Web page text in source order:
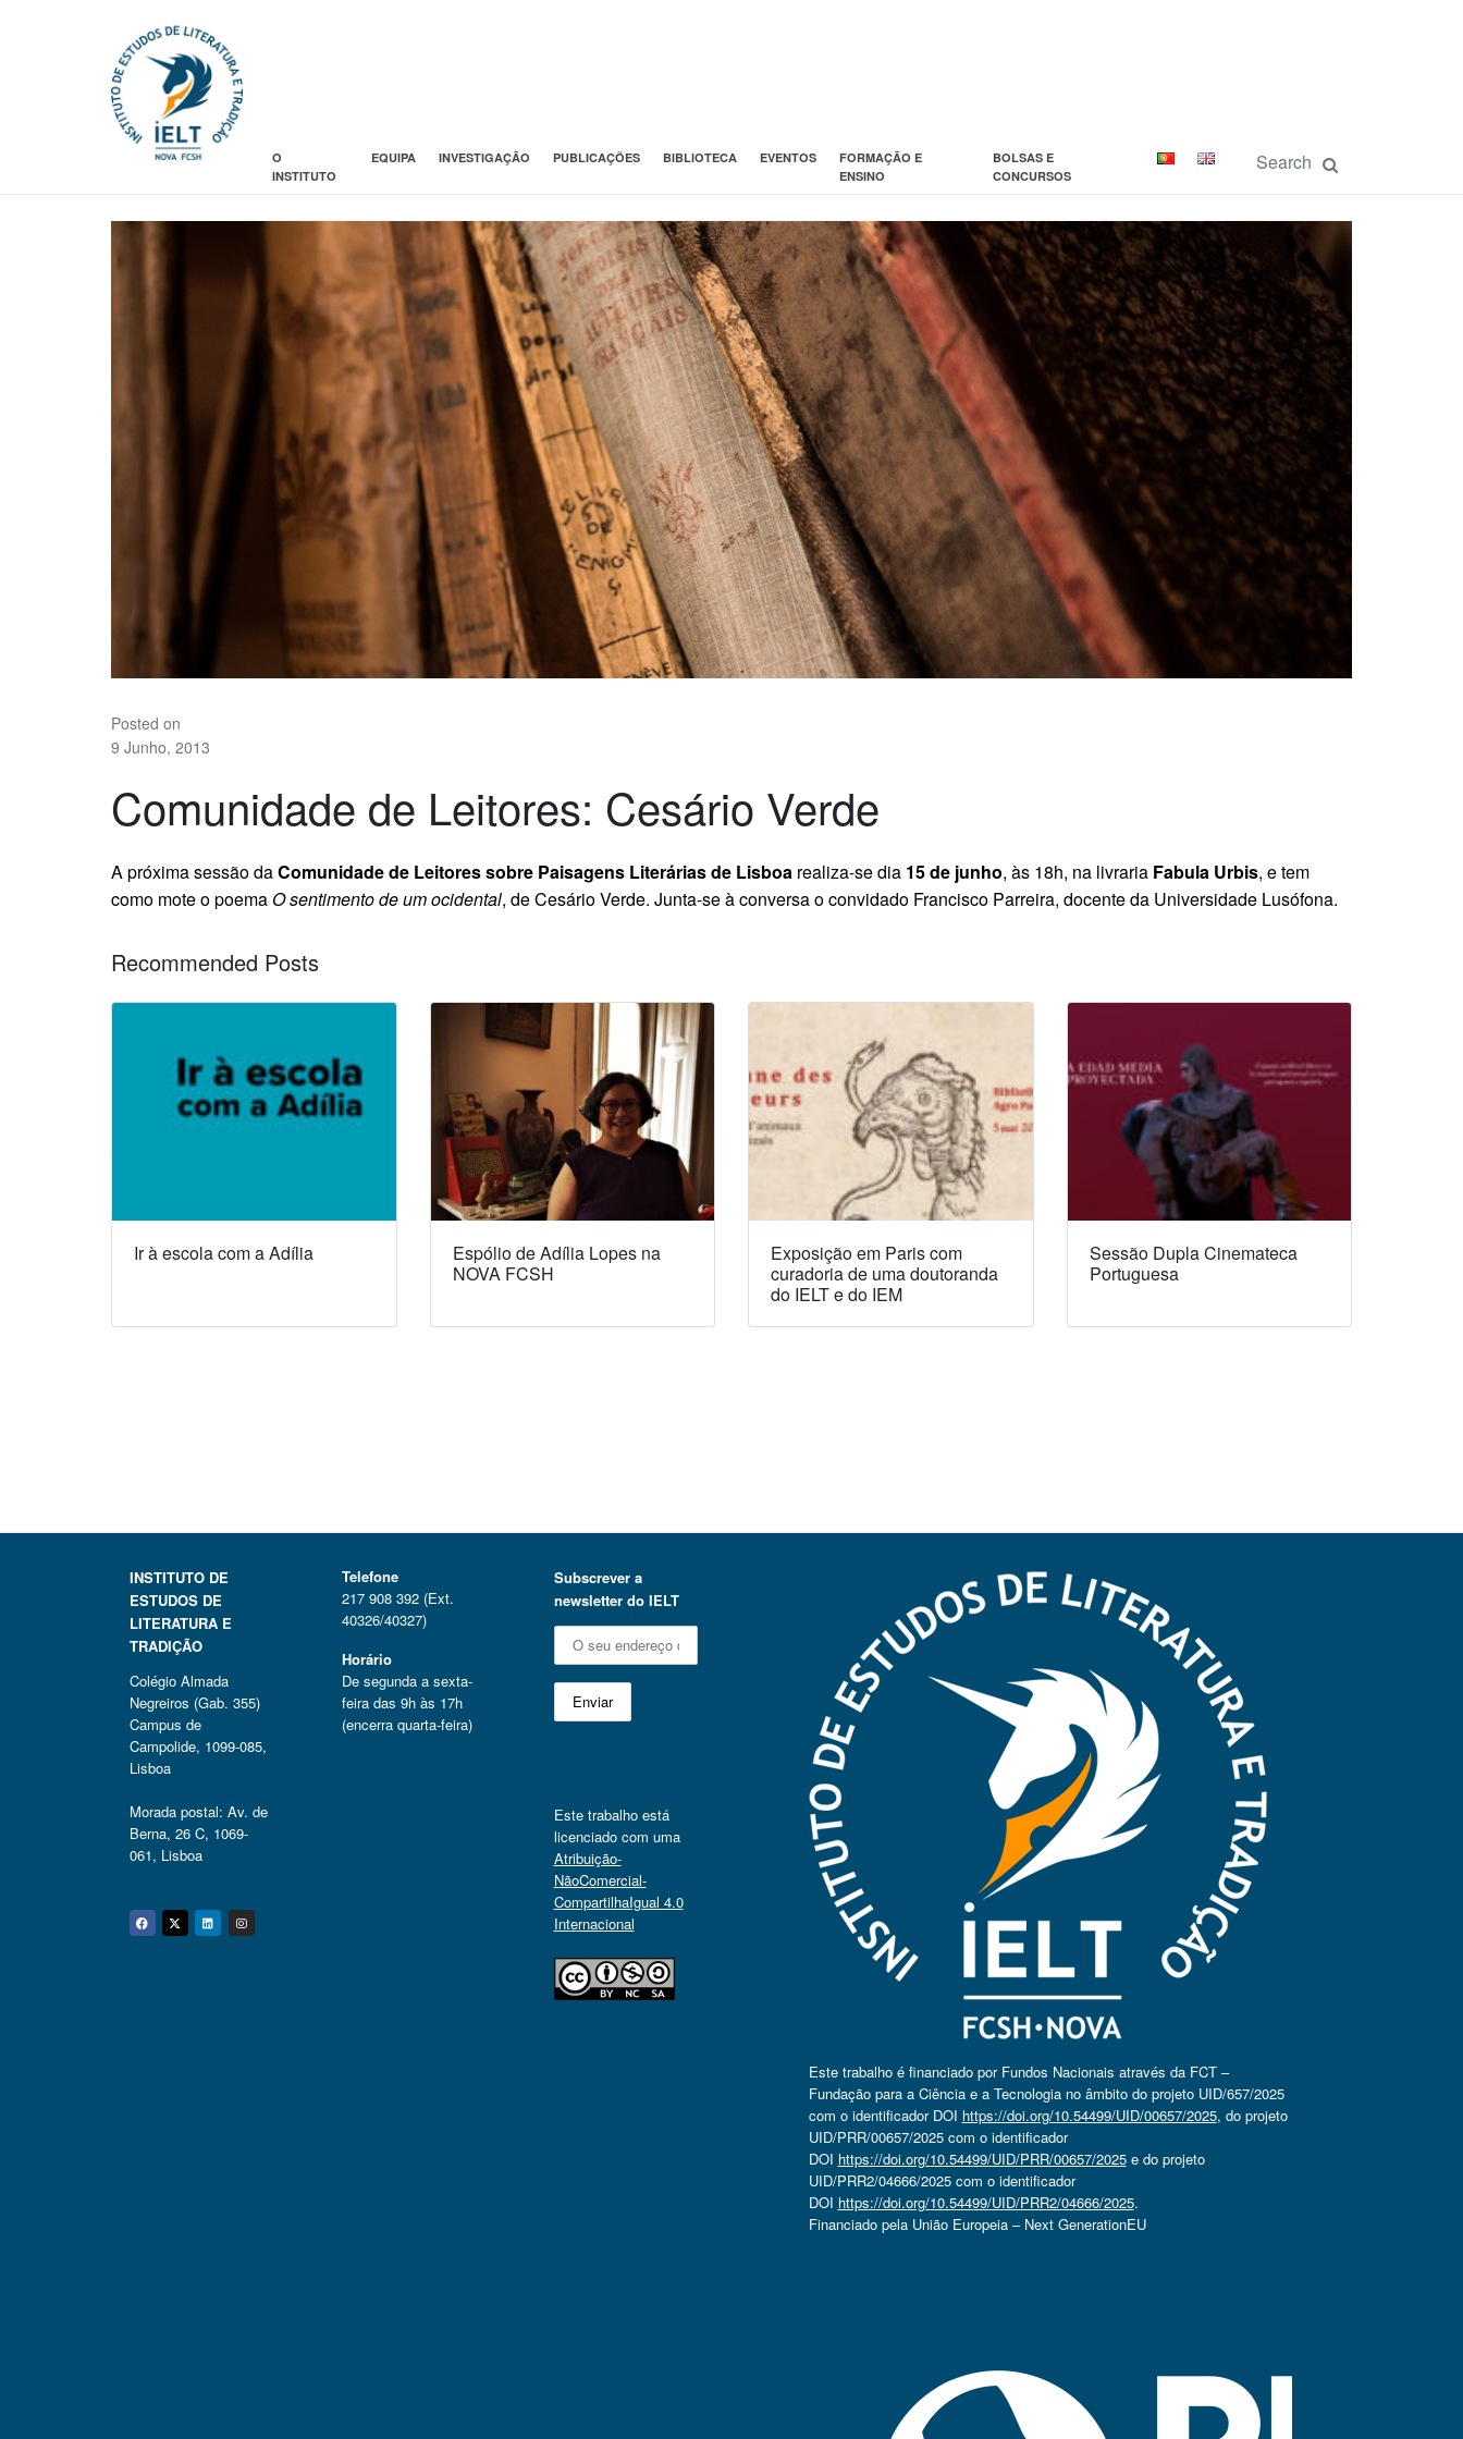
O
INSTITUTO
EQUIPA INVESTIGAÇÃO PUBLICAÇÕES BIBLIOTECA EVENTOS
FORMAÇÃO E
ENSINO
BOLSAS E
CONCURSOS
Posted on
9 Junho, 2013
Comunidade de Leitores: Cesário Verde
A próxima sessão daComunidade de Leitores sobre Paisagens Literárias de Lisboa realiza-se dia 15 de junho, às 18h, na livraria Fabula Urbis, e tem
como mote o poemaO sentimento de um ocidental, de Cesário Verde. Junta-se à conversa o convidado Francisco Parreira, docente da Universidade Lusófona.
Recommended Posts
Ir à escola com a Adília
Espólio de Adília Lopes na
NOVA FCSH
Exposição em Paris com
curadoria de uma doutoranda
do IELT e do IEM
Sessão Dupla Cinemateca
Portuguesa
INSTITUTO DE
ESTUDOS DE
LITERATURA E
TRADIÇÃO
Colégio Almada
Negreiros (Gab. 355)
Campus de
Campolide, 1099-085,
Lisboa
Morada postal: Av. de
Berna, 26 C, 1069-
061, Lisboa
Facebook
Twitter
Linkedin
Instagram
Telefone
217 908 392 (Ext.
40326/40327)
Horário
De segunda a sexta-
feira das 9h às 17h
(encerra quarta-feira)
Subscrever a
newsletter do IELT
Este trabalho está
licenciado com uma
Atribuição-
NãoComercial-
CompartilhaIgual 4.0
Internacional
Este trabalho é financiado por Fundos Nacionais através da FCT –
Fundação para a Ciência e a Tecnologia no âmbito do projeto UID/657/2025
com o identificador DOI https://doi.org/10.54499/UID/00657/2025, do projeto
UID/PRR/00657/2025 com o identificador
DOI https://doi.org/10.54499/UID/PRR/00657/2025e do projeto
UID/PRR2/04666/2025 com o identificador
DOI https://doi.org/10.54499/UID/PRR2/04666/2025.
Financiado pela União Europeia – Next GenerationEU